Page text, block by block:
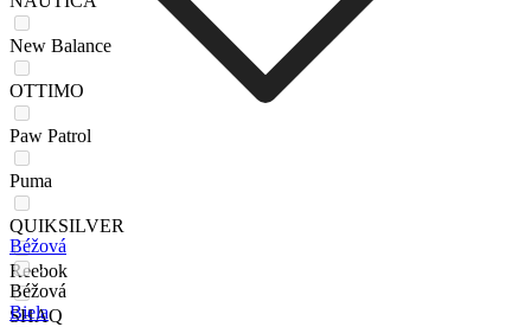
New Balance
OTTIMO
Paw Patrol
Puma
QUIKSILVER
Reebok
SHAQ
Béžová
Béžová
Biela